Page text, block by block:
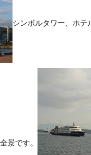
シンボルタワー、ホテ
景です。